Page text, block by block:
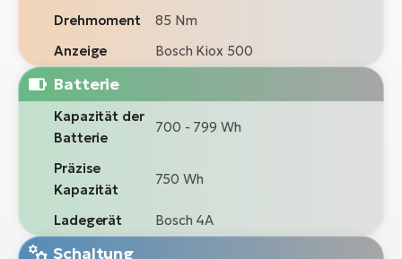
Drehmoment
85 Nm
Anzeige
Bosch Kiox 500
Batterie
Kapazität der
Batterie
700 - 799 Wh
Präzise
Kapazität
750 Wh
Ladegerät Bosch 4A
Schaltung